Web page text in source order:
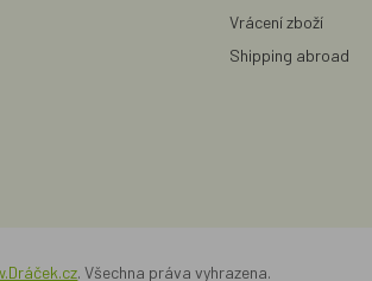
Vrácení zboží
Shipping abroad
. Všechna práva vyhrazena.